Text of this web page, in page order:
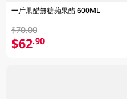
一斤果醋無糖蘋果醋 600ML
$70.00
$62.90